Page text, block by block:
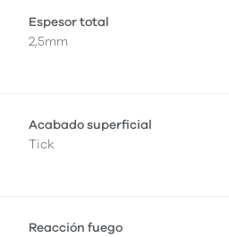
Espesor total
2,5mm
Acabado superficial
Tick
Reacción fuego